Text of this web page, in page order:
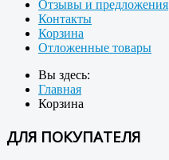
Отзывы и предложения
Контакты
Корзина
Отложенные товары
Вы здесь:
Главная
Корзина
ДЛЯ ПОКУПАТЕЛЯ